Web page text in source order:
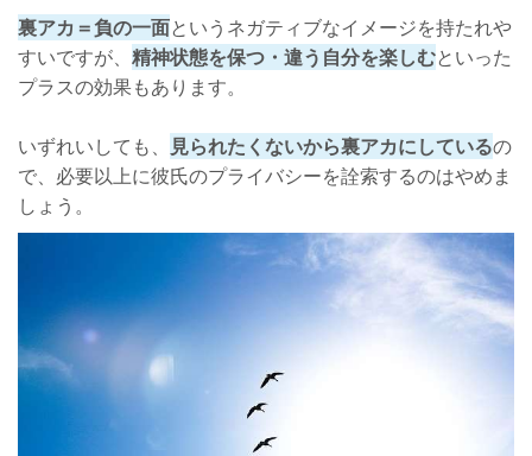
裏アカ＝負の一面というネガティブなイメージを持たれや
すいですが、 精神状態を保つ・違う自分を楽しむといった
プラスの効果もあります。
いずれいしても、 見られたくないから裏アカにしているの
で、必要以上に彼氏のプライバシーを詮索するのはやめま
しょう。